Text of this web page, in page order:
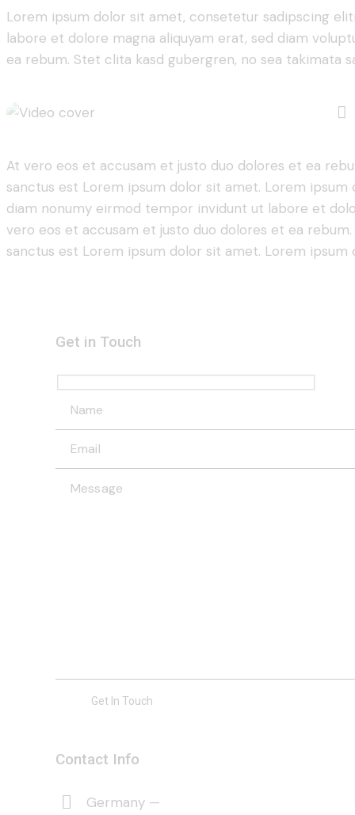
Lorem ipsum dolor sit amet, consetetur sadipscing
labore et dolore magna aliquyam erat, sed diam
ea rebum. Stet clita kasd gubergren, no sea takimata
At vero eos et accusam et justo duo dolores et ea
sanctus est Lorem ipsum dolor sit amet. Lorem
diam nonumy eirmod tempor invidunt ut labore et
vero eos et accusam et justo duo dolores et ea
sanctus est Lorem ipsum dolor sit amet. Lorem
Get in Touch
Contact Info
Germany —